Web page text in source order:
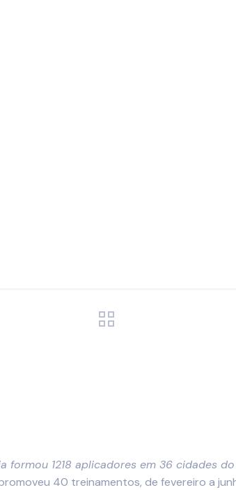
formou 1218 aplicadores em 36 cidades
40 treinamentos, de fevereiro a